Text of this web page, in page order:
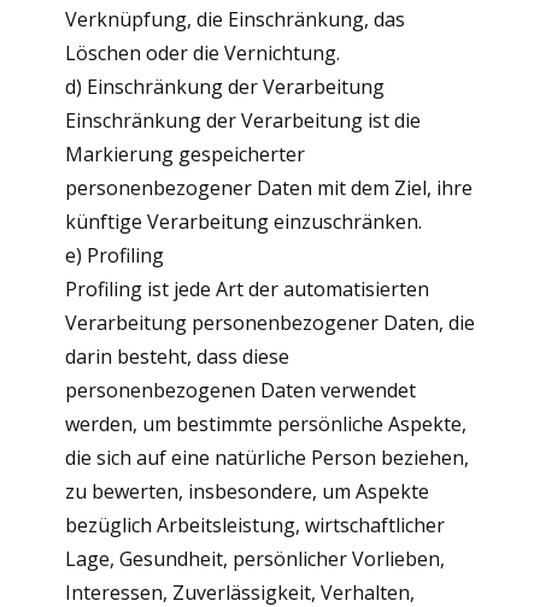
Verknüpfung, die Einschränkung, das
Löschen oder die Vernichtung.
d) Einschränkung der Verarbeitung
Einschränkung der Verarbeitung ist die
Markierung gespeicherter
personenbezogener Daten mit dem Ziel, ihre
künftige Verarbeitung einzuschränken.
e) Profiling
Profiling ist jede Art der automatisierten
Verarbeitung personenbezogener Daten, die
darin besteht, dass diese
personenbezogenen Daten verwendet
werden, um bestimmte persönliche Aspekte,
die sich auf eine natürliche Person beziehen,
zu bewerten, insbesondere, um Aspekte
bezüglich Arbeitsleistung, wirtschaftlicher
Lage, Gesundheit, persönlicher Vorlieben,
Interessen, Zuverlässigkeit, Verhalten,